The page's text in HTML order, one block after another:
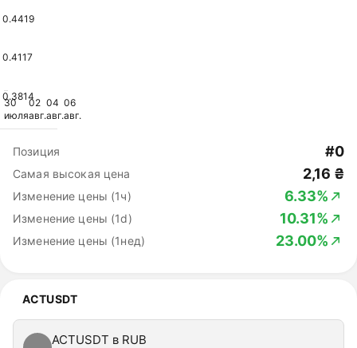
30
июля
02
авг.
04
авг.
06
авг.
0.4419
0.4117
0.3814
Позиция #0
Самая высокая цена 2,16 ₴
Изменение цены (1ч) 6.33%
Изменение цены (1d) 10.31%
Изменение цены (1нед) 23.00%
ACTUSDT
ACTUSDT в RUB